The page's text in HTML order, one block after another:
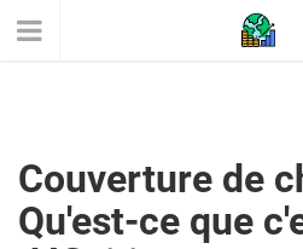
Couverture de
Qu'est-ce que